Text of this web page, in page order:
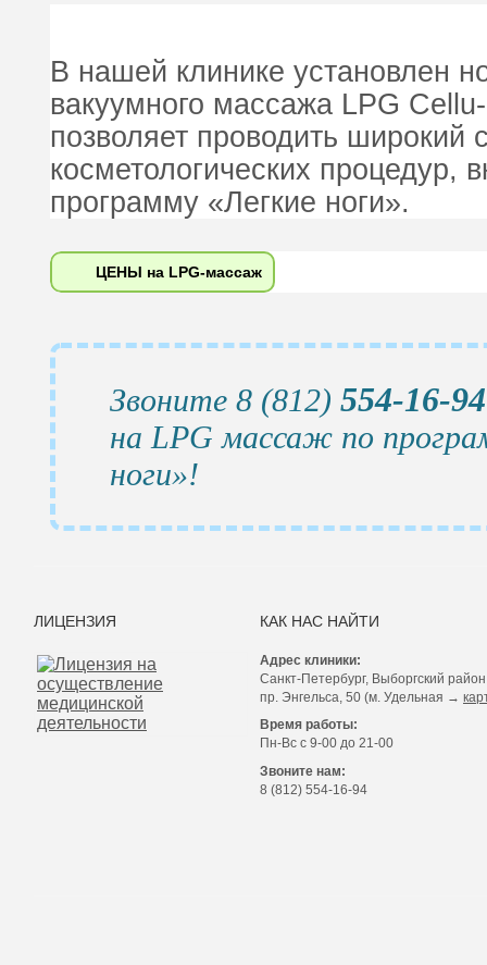
В нашей клинике установлен
вакуумного массажа LPG
позволяет проводить широкий
косметологических процедур,
программу «Легкие ноги».
ЦЕНЫ на LPG-массаж
Звоните 8 (812) 554-16-94
на LPG массаж по
ноги»!
ЛИЦЕНЗИЯ
ЛИЦЕНЗИЯ
PDF
КАК НАС НАЙТИ
Адрес клиники:
Санкт-Петербург, Выборгский
пр. Энгельса, 50 (м. Удельная →
Время работы:
Пн-Вс с 9-00 до 21-00
Звоните нам:
8 (812) 554-16-94